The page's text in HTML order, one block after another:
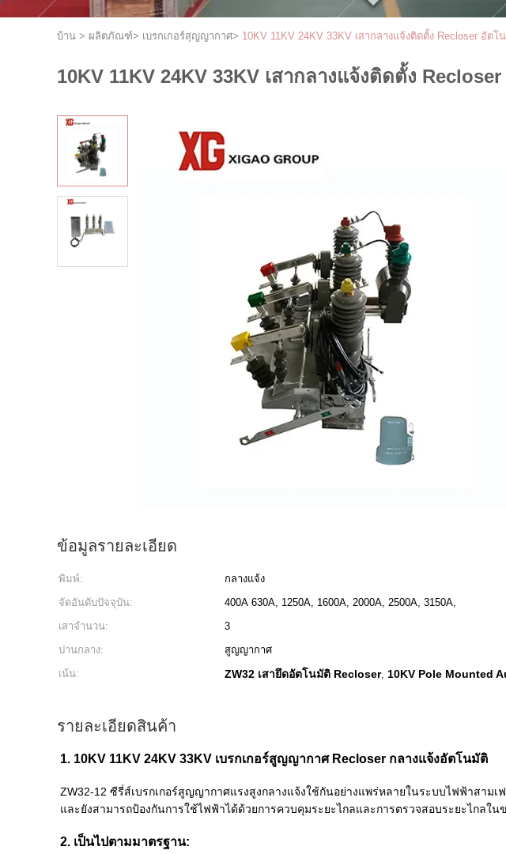
บ้าน > ผลิตภัณฑ์> เบรกเกอร์สุญญากาศ> 10KV 11KV 24KV 33KV เสากลางแจ้งติดตั้ง Recloser อัตโ
10KV 11KV 24KV 33KV เสากลางแจ้งติดตั้ง
ข้อมูลรายละเอียด
พิมพ์: กลางแจ้ง
จัดอันดับปัจจุบัน:
400A 630A, 1250A, 1600A, 2000A, 2500A, 3150A,
เสาจำนวน:
3
ปานกลาง:
สูญญากาศ
เน้น:
ZW32 เสายึดอัตโนมัติ Recloser, 10KV Pole Mounted
รายละเอียดสินค้า
1. 10KV 11KV 24KV 33KV เบรกเกอร์สูญญากาศ Recloser กลางแจ้งอัตโนมัติ
ZW32-12 ซีรี่ส์เบรกเกอร์สูญญากาศแรงสูงกลางแจ้งใช้กันอย่างแพร่หลายในระบบไฟฟ้าสา
และยังสามารถป้องกันการใช้ไฟฟ้าได้ด้วยการควบคุมระยะไกลและการตรวจสอบระยะไกล
2. เป็นไปตามมาตรฐาน: